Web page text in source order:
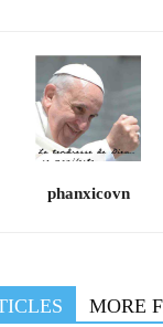
phanxicovn
MORE